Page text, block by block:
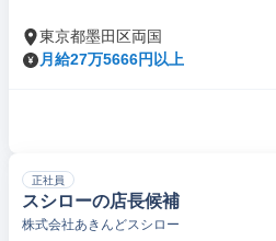
東京都墨田区両国
月給27万5666円以上
正社員
スシローの店長候補
株式会社あきんどスシロー